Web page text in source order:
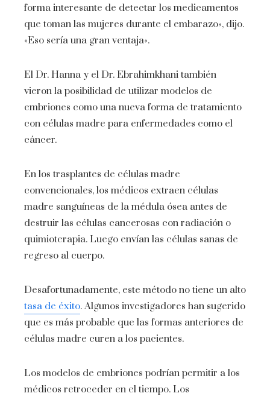
forma interesante de detectar los medicamentos
que toman las mujeres durante el embarazo», dijo.
«Eso sería una gran ventaja».
El Dr. Hanna y el Dr. Ebrahimkhani también
vieron la posibilidad de utilizar modelos de
embriones como una nueva forma de tratamiento
con células madre para enfermedades como el
cáncer.
En los trasplantes de células madre
convencionales, los médicos extraen células
madre sanguíneas de la médula ósea antes de
destruir las células cancerosas con radiación o
quimioterapia. Luego envían las células sanas de
regreso al cuerpo.
Desafortunadamente, este método no tiene un alto
tasa de éxito. Algunos investigadores han sugerido
que es más probable que las formas anteriores de
células madre curen a los pacientes.
Los modelos de embriones podrían permitir a los
médicos retroceder en el tiempo. Los